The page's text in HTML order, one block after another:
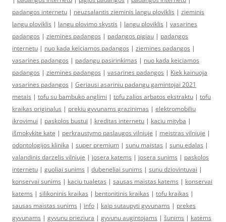
padangos internetu | neuzsalantis zieminis langu ploviklis | zieminis
langu ploviklis | langu plovimo skystis | langu ploviklis | vasarines
padangos | ziemines padangos | padangos pigiau | padangos
internetu | nuo kada keiciamos padangos | ziemines padangos |
vasarines padangos | padangu pasirinkimas | nuo kada keiciamos
padangos | ziemines padangos | vasarines padangos | Kiek kainuoja
vasarines padangos | Geriausi asariniu padangu gamintojai 2021
metais | tofu su bambuko anglimi | tofu zalios arbatos ekstraktu | tofu
kraikas originalus | prekiu gyvunams grazinimas | elektromobiliu
ikrovimui | paskolos bustui | kreditas internetu | kaciu mityba |
išmokykite katę | perkraustymo paslaugos vilniuje | meistras vilniuje |
odontologijos klinika | super premium | sunu maistas | sunu edalas |
valandinis darzelis vilniuje | josera katems | josera sunims | paskolos
internetu | guoliai sunims | dubeneliai sunims | sunu dziovintuvai |
konservai sunims | kaciu tualetas | sausas maistas katems | konservai
katems | silikoninis kraikas | bentonitinis kraikas | tofu kraikas |
sausas maistas sunims | info | kaip sutaupyti gyvunams | prekes
gyvunams | gyvunu prieziura | gyvunu augintojams | šunims | katėms